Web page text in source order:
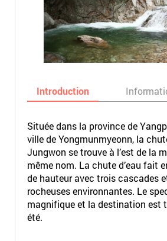
Introduction
Située dans la province de
ville de Yongmunmyeonn, la
Jungwon se trouve à l’est de la
même nom. La chute d’eau fait
de hauteur avec trois cascades
rocheuses environnantes. Le
magnifique et la destination est
été.